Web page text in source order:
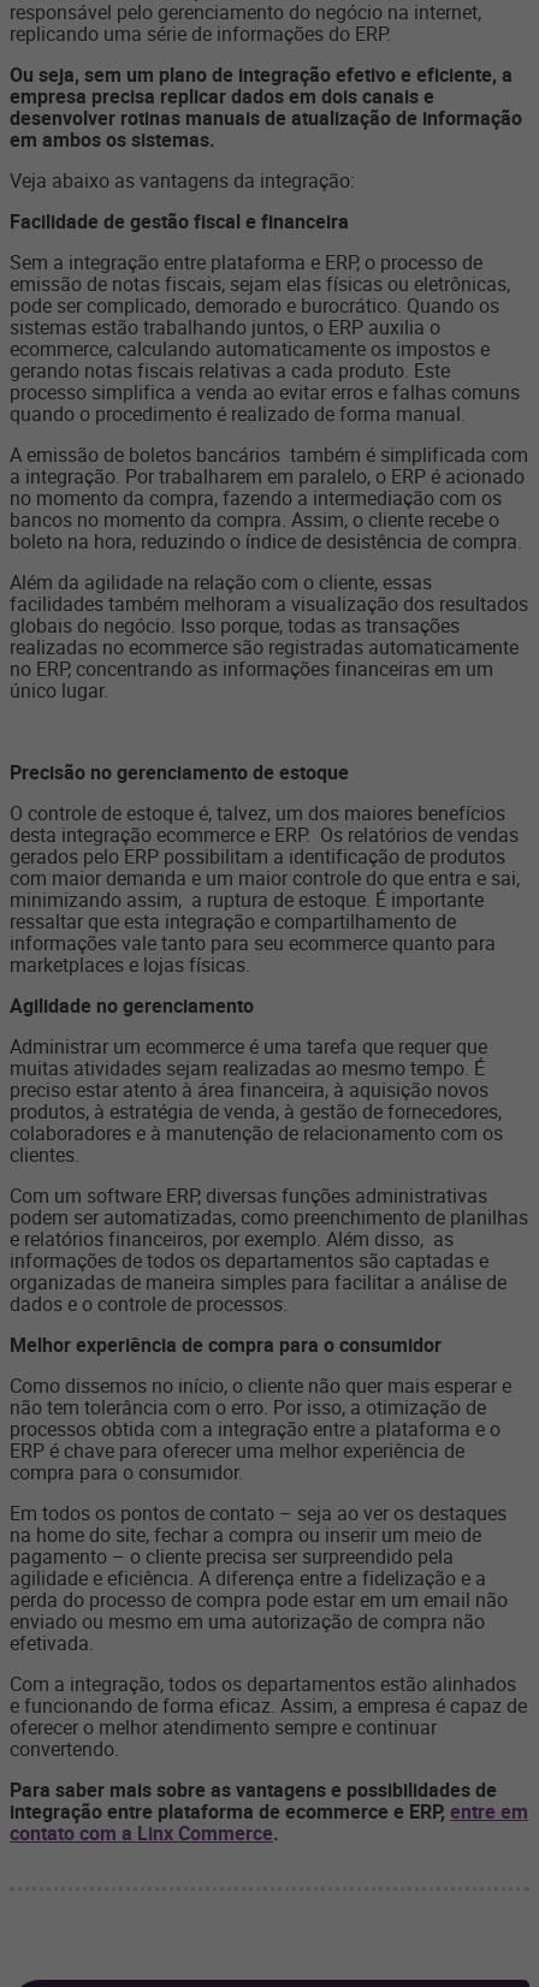
responsável pelo gerenciamento do negócio na internet,
replicando uma série de informações do ERP.
Ou seja, sem um plano de integração efetivo e eficiente, a
empresa precisa replicar dados em dois canais e
desenvolver rotinas manuais de atualização de informação
em ambos os sistemas.
Veja abaixo as vantagens da integração:
Facilidade de gestão fiscal e financeira
Sem a integração entre plataforma e ERP, o processo de
emissão de notas fiscais, sejam elas físicas ou eletrônicas,
pode ser complicado, demorado e burocrático. Quando os
sistemas estão trabalhando juntos, o ERP auxilia o
ecommerce, calculando automaticamente os impostos e
gerando notas fiscais relativas a cada produto. Este
processo simplifica a venda ao evitar erros e falhas comuns
quando o procedimento é realizado de forma manual.
A emissão de boletos bancários também é simplificada com
a integração. Por trabalharem em paralelo, o ERP é acionado
no momento da compra, fazendo a intermediação com os
bancos no momento da compra. Assim, o cliente recebe o
boleto na hora, reduzindo o índice de desistência de compra.
Além da agilidade na relação com o cliente, essas
facilidades também melhoram a visualização dos resultados
globais do negócio. Isso porque, todas as transações
realizadas no ecommerce são registradas automaticamente
no ERP, concentrando as informações financeiras em um
único lugar.
Precisão no gerenciamento de estoque
O controle de estoque é, talvez, um dos maiores benefícios
desta integração ecommerce e ERP. Os relatórios de vendas
gerados pelo ERP possibilitam a identificação de produtos
com maior demanda e um maior controle do que entra e sai,
minimizando assim, a ruptura de estoque. É importante
ressaltar que esta integração e compartilhamento de
informações vale tanto para seu ecommerce quanto para
marketplaces e lojas físicas.
Agilidade no gerenciamento
Administrar um ecommerce é uma tarefa que requer que
muitas atividades sejam realizadas ao mesmo tempo. É
preciso estar atento à área financeira, à aquisição novos
produtos, à estratégia de venda, à gestão de fornecedores,
colaboradores e à manutenção de relacionamento com os
clientes.
Com um software ERP, diversas funções administrativas
podem ser automatizadas, como preenchimento de planilhas
e relatórios financeiros, por exemplo. Além disso, as
informações de todos os departamentos são captadas e
organizadas de maneira simples para facilitar a análise de
dados e o controle de processos.
Melhor experiência de compra para o consumidor
Como dissemos no início, o cliente não quer mais esperar e
não tem tolerância com o erro. Por isso, a otimização de
processos obtida com a integração entre a plataforma e o
ERP é chave para oferecer uma melhor experiência de
compra para o consumidor.
Em todos os pontos de contato – seja ao ver os destaques
na home do site, fechar a compra ou inserir um meio de
pagamento – o cliente precisa ser surpreendido pela
agilidade e eficiência. A diferença entre a fidelização e a
perda do processo de compra pode estar em um email não
enviado ou mesmo em uma autorização de compra não
efetivada.
Com a integração, todos os departamentos estão alinhados
e funcionando de forma eficaz. Assim, a empresa é capaz de
oferecer o melhor atendimento sempre e continuar
convertendo.
Para saber mais sobre as vantagens e possibilidades de
integração entre plataforma de ecommerce e ERP, entre em
contato com a Linx Commerce.